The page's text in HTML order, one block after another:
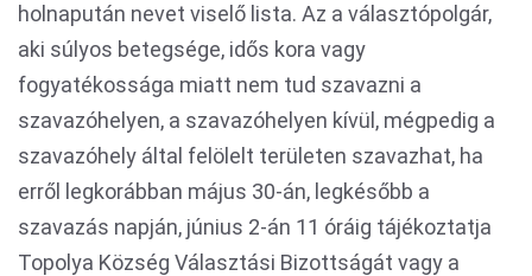
holnapután nevet viselő lista. Az a választópolgár,
aki súlyos betegsége, idős kora vagy
fogyatékossága miatt nem tud szavazni a
szavazóhelyen, a szavazóhelyen kívül, mégpedig a
szavazóhely által felölelt területen szavazhat, ha
erről legkorábban május 30-án, legkésőbb a
szavazás napján, június 2-án 11 óráig tájékoztatja
Topolya Község Választási Bizottságát vagy a